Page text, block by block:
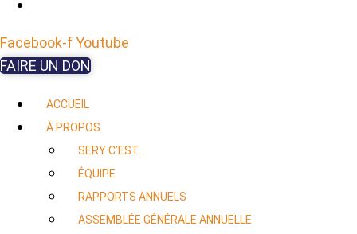
Facebook-fYoutube
FAIRE UN DON
ACCUEIL
À PROPOS
SERY C’EST…
ÉQUIPE
RAPPORTS ANNUELS
ASSEMBLÉE GÉNÉRALE ANNUELLE